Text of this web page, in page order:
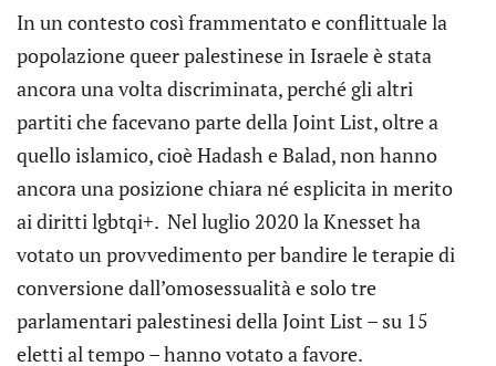
In un contesto così frammentato e conflittuale la
popolazione queer palestinese in Israele è stata
ancora una volta discriminata, perché gli altri
partiti che facevano parte della Joint List, oltre a
quello islamico, cioè Hadash e Balad, non hanno
ancora una posizione chiara né esplicita in merito
ai diritti lgbtqi+. Nel luglio 2020 la Knesset ha
votato un provvedimento per bandire le terapie di
conversione dall’omosessualità e solo tre
parlamentari palestinesi della Joint List – su 15
eletti al tempo – hanno votato a favore.